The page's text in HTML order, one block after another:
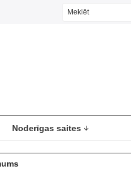
Noderīgas saites